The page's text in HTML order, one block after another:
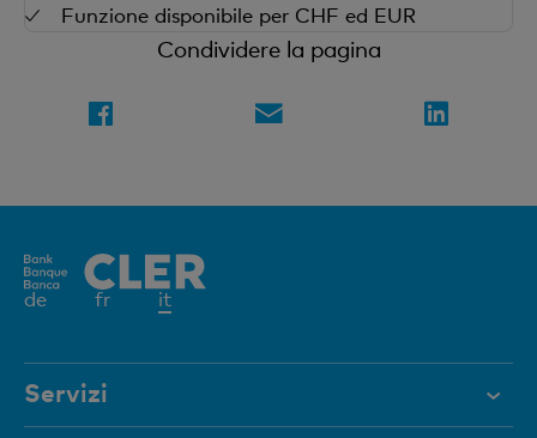
Funzione disponibile per CHF ed EUR
Condividere la pagina
de fr itElemento
Servizi